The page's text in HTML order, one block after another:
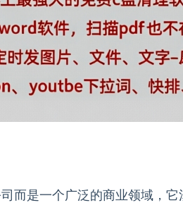
而是一个广泛的商业领域，